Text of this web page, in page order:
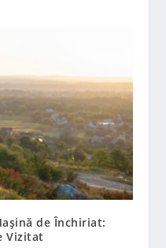
de Închiriat:
Vizitat